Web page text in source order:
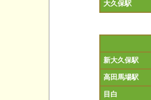
大久保駅
新大久保駅
高田馬場駅
目白